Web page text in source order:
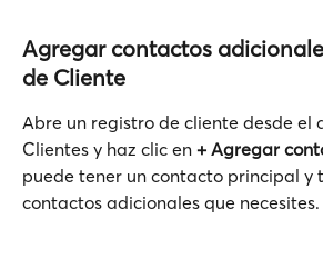
Agregar contactos
de Cliente
Abre un registro de cliente desde el
Clientes y haz clic en + Agregar
puede tener un contacto principal y
contactos adicionales que necesites.